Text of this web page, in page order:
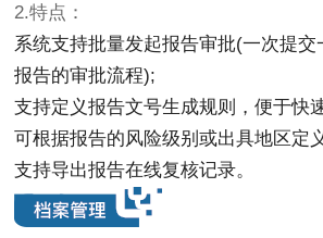
2.特点：
系统支持批量发起报告审批(一次提交
报告的审批流程);
支持定义报告文号生成规则，便于快
可根据报告的风险级别或出具地区定
支持导出报告在线复核记录。